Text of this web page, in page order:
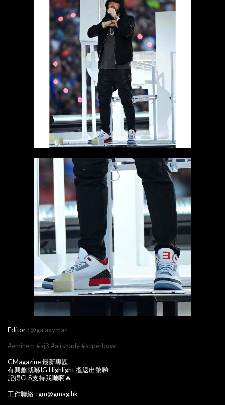
Editor : @galaxyman
#eminem #aj3 #airshady#superbowl
———————————
GMagazine 最新專題
有興趣就喺IG Highlight 搵返出黎睇
記得CLS支持我哋啊🔥
工作聯絡 : gm@gmag.hk